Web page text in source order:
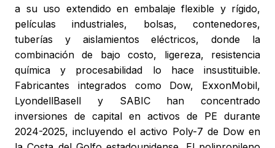
a su uso extendido en embalaje flexible y rígido,
películas industriales, bolsas, contenedores,
tuberías y aislamientos eléctricos, donde la
combinación de bajo costo, ligereza, resistencia
química y procesabilidad lo hace insustituible.
Fabricantes integrados como Dow, ExxonMobil,
LyondellBasell y SABIC han concentrado
inversiones de capital en activos de PE durante
2024-2025, incluyendo el activo Poly-7 de Dow en